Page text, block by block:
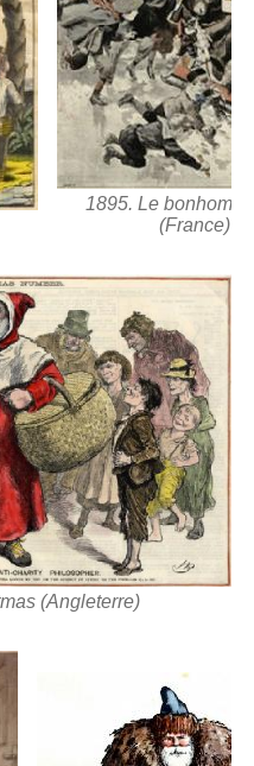
1895. Le
(France)
(Angleterre)